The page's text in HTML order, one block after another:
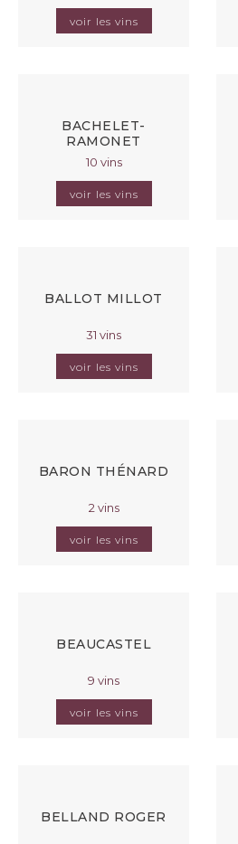
voir les vins
BACHELET-
RAMONET
10 vins
voir les vins
BALLOT MILLOT
31 vins
voir les vins
BARON THÉNARD
2 vins
voir les vins
BEAUCASTEL
9 vins
voir les vins
BELLAND ROGER